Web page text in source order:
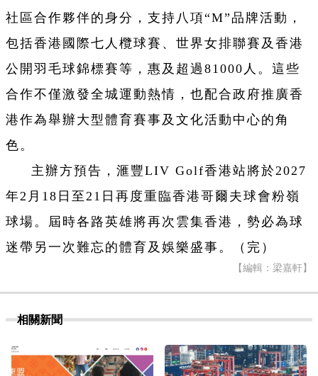
社區合作夥伴的身分，支持八項“M”品牌活動，
包括香港國際七人欖球賽、世界女排聯賽及香港
公開羽毛球錦標賽等，惠及超過81000人。這些
合作不僅激發全城運動熱情，也配合政府推廣香
港作為舉辦大型體育賽事及文化活動中心的角
色。
主辦方預告，滙豐LIV Golf香港站將於2027
年2月18日至21日再度重臨香港哥爾夫球會粉嶺
球場。屆時各路英雄將再次雲集香港，勢必為球
迷帶另一次難忘的體育及娛樂盛事。（完）
【編輯：梁嘉軒】
相關新聞